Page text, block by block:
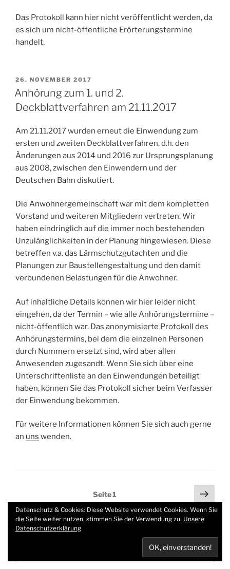
Das Protokoll kann hier nicht veröffentlicht werden, da
es sich um nicht-öffentliche Erörterungstermine
handelt.
VERÖFFENTLICHT
AM
26. NOVEMBER 2017
Anhörung zum 1. und 2.
Deckblattverfahren am 21.11.2017
Am 21.11.2017 wurden erneut die Einwendung zum
ersten und zweiten Deckblattverfahren, d.h. den
Änderungen aus 2014 und 2016 zur Ursprungsplanung
aus 2008, zwischen den Einwendern und der
Deutschen Bahn diskutiert.
Die Anwohnergemeinschaft war mit dem kompletten
Vorstand und weiteren Mitgliedern vertreten. Wir
haben eindringlich auf die immer noch bestehenden
Unzulänglichkeiten in der Planung hingewiesen. Diese
betreffen v.a. das Lärmschutzgutachten und die
Planungen zur Baustellengestaltung und den damit
verbundenen Belastungen für die Anwohner.
Auf inhaltliche Details können wir hier leider nicht
eingehen, da der Termin – wie alle Anhörungstermine –
nicht-öffentlich war. Das anonymisierte Protokoll des
Anhörungstermins, bei dem die einzelnen Personen
durch Nummern ersetzt sind, wird aber allen
Anwesenden zugesandt. Wenn Sie sich über eine
Unterschriftenliste an den Einwendungen beteiligt
haben, können Sie das Protokoll sicher beim Verfasser
der Einwendung bekommen.
Für weitere Informationen können Sie sich auch gerne
an uns wenden.
Seitennummerierung
der
Beiträge
Seite1
Datenschutz & Cookies: Diese Website verwendet Cookies. Wenn Sie
die Seite weiter nutzen, stimmen Sie der Verwendung zu. Unsere
Datenschutzerklärung